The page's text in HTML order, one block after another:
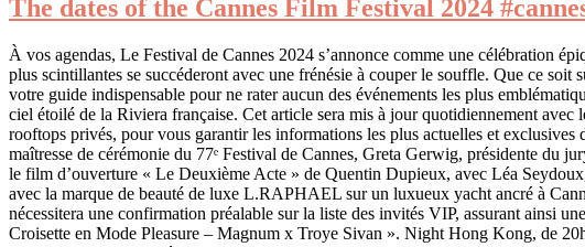
The dates of the Cannes Film Festival 2024
À vos agendas, Le Festival de Cannes 2024 s’annonce comme une célébration
plus scintillantes se succéderont avec une frénésie à couper le souffle. Que ce
votre guide indispensable pour ne rater aucun des événements les plus
ciel étoilé de la Riviera française. Cet article sera mis à jour quotidiennement
rooftops privés, pour vous garantir les informations les plus actuelles et
maîtresse de cérémonie du 77ᵉ Festival de Cannes, Greta Gerwig, présidente
le film d’ouverture « Le Deuxième Acte » de Quentin Dupieux, avec Léa
avec la marque de beauté de luxe L.RAPHAEL sur un luxueux yacht ancré à
nécessitera une confirmation préalable sur la liste des invités VIP, assurant ainsi
Croisette en Mode Pleasure – Magnum x Troye Sivan ». Night Hong Kong, de